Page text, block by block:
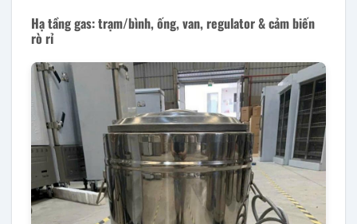
Hạ tầng gas: trạm/bình, ống, van, regulator & cảm biến
rò rỉ